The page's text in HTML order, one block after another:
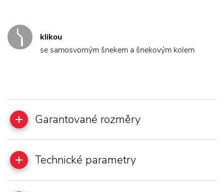
klikou
se samosvorným šnekem a šnekovým kolem
Garantované rozměry
Technické parametry